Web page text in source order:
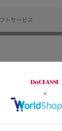
トサービス
登録で500円OFF！